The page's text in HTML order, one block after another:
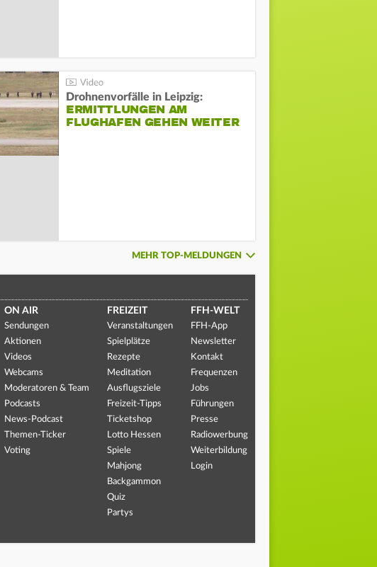
Drohnenvorfälle in Leipzig:
ERMITTLUNGEN AM
FLUGHAFEN GEHEN WEITER
MEHR TOP-MELDUNGEN
ON AIR
Sendungen
Aktionen
Videos
Webcams
Moderatoren & Team
Podcasts
News-Podcast
Themen-Ticker
Voting
FREIZEIT
Veranstaltungen
Spielplätze
Rezepte
Meditation
Ausflugsziele
Freizeit-Tipps
Ticketshop
Lotto Hessen
Spiele
Mahjong
Backgammon
Quiz
Partys
FFH-WELT
FFH-App
Newsletter
Kontakt
Frequenzen
Jobs
Führungen
Presse
Radiowerbung
Weiterbildung
Login